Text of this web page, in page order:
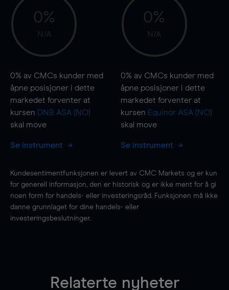
0%
N/A
0% av CMCs kunder med
åpne posisjoner i dette
markedet forventer at
kursen DNB ASA (NO)
skal move
Se instrument
0%
N/A
0% av CMCs kunder med
åpne posisjoner i dette
markedet forventer at
kursen Equinor ASA (NO)
skal move
Se instrument
Kundesentimentfunksjonen er levert av CMC Markets og er kun
for generell informasjon, den er historisk og er ikke ment for å gi
noen form for handels- eller investeringsråd. Funksjonen må ikke
danne grunnlaget for dine handels- eller
investeringsbeslutninger.
Relaterte nyheter